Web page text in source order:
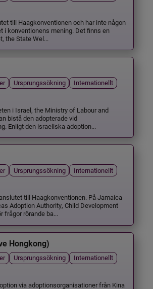
till Haagkonventionen och har inte någon
i konventionens mening. Det finns en
the State Wel...
Ursprungssökning
Internationellt
i Israel, the Ministry of Labour and
bistå den adopterade vid
Enligt den israeliska adoption...
Ursprungssökning
Internationellt
till Haagkonventionen. På Jamaica
Adoption Authority, Child Development
frågor rörande ba...
Hongkong)
Ursprungssökning
Internationellt
via adoptionsorganisationer från Kina